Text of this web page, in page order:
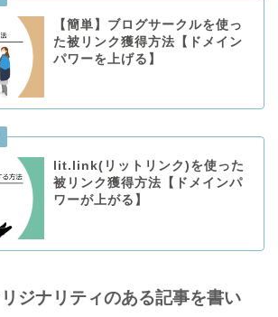
【簡単】ブログサークルを使っ
た被リンク獲得方法【ドメイン
パワーを上げる】
lit.link(リットリンク)を使った
被リンク獲得方法【ドメインパ
ワーが上がる】
ジナリティのある記事を書い